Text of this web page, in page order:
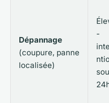
Dépannage
(coupure, panne
localisée)
-